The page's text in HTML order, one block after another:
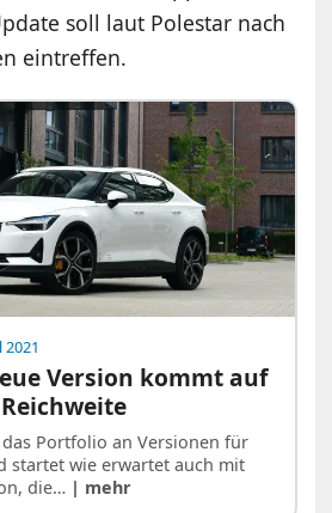
soll laut Polestar nach
eintreffen.
2021
Version kommt auf
Portfolio an Versionen für
startet wie erwartet auch mit
die… | mehr